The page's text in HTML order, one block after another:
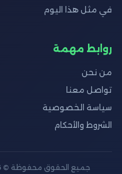
في مثل هذا اليوم
روابط مهمة
من نحن
تواصل معنا
سياسة الخصوصية
الشروط والأحكام
جميع الحقوق محفوظة © 2026 - موقع معرفة